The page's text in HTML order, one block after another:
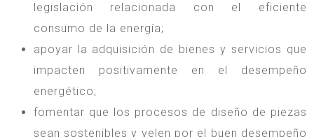
legislación relacionada con el eficiente
consumo de la energía;
apoyar la adquisición de bienes y servicios que
impacten positivamente en el desempeño
energético;
fomentar que los procesos de diseño de piezas
sean sostenibles y velen por el buen desempeño